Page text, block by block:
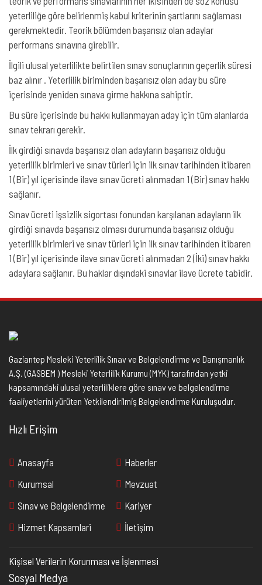
yeterliliğe göre belirlenmiş kabul kriterinin şartlarını sağlaması
gerekmektedir. Teorik bölümden başarısız olan adaylar
performans sınavına girebilir.
İlgili ulusal yeterlilikte belirtilen sınav sonuçlarının geçerlik süresi
baz alınır . Yeterlilik biriminden başarısız olan aday bu süre
içerisinde yeniden sınava girme hakkına sahiptir.
Bu süre içerisinde bu hakkı kullanmayan aday için tüm alanlarda
sınav tekrarı gerekir.
İlk girdiği sınavda başarısız olan adayların başarısız olduğu
yeterlilik birimleri ve sınav türleri için ilk sınav tarihinden itibaren
1 (Bir) yıl içerisinde ilave sınav ücreti alınmadan 1 (Bir) sınav hakkı
sağlanır.
Sınav ücreti işsizlik sigortası fonundan karşılanan adayların ilk
girdiği sınavda başarısız olması durumunda başarısız olduğu
yeterlilik birimleri ve sınav türleri için ilk sınav tarihinden itibaren
1 (Bir) yıl içerisinde ilave sınav ücreti alınmadan 2 (İki) sınav hakkı
adaylara sağlanır. Bu haklar dışındaki sınavlar ilave ücrete tabidir.
Gaziantep Mesleki Yeterlilik Sınav ve Belgelendirme ve Danışmanlık
A.Ş. (GASBEM ) Mesleki Yeterlilik Kurumu (MYK) tarafından yetki
kapsamındaki ulusal yeterliliklere göre sınav ve belgelendirme
faaliyetlerini yürüten Yetkilendirilmiş Belgelendirme Kuruluşudur.
Hızlı Erişim
Anasayfa
Kurumsal
Sınav ve Belgelendirme
Hizmet Kapsamlari
Haberler
Mevzuat
Kariyer
İletişim
Kişisel Verilerin Korunması ve İşlenmesi
Sosyal Medya